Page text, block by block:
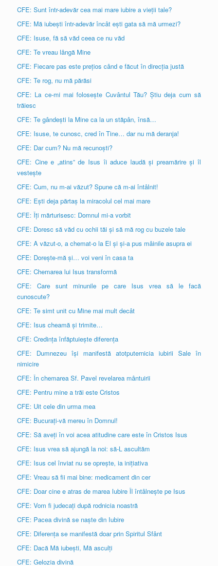
CFE: Sunt într-adevăr cea mai mare iubire a vieții tale?
CFE: Mă iubești într-adevăr încât ești gata să mă urmezi?
CFE: Isuse, fă să văd ceea ce nu văd
CFE: Te vreau lângă Mine
CFE: Fiecare pas este prețios când e făcut în direcția justă
CFE: Te rog, nu mă părăsi
CFE: La ce-mi mai folosește Cuvântul Tău? Știu deja cum să
trăiesc
CFE: Te gândești la Mine ca la un stăpân, însă…
CFE: Isuse, te cunosc, cred în Tine… dar nu mă deranja!
CFE: Dar cum? Nu mă recunoști?
CFE: Cine e „atins” de Isus îi aduce laudă și preamărire și îl
vestește
CFE: Cum, nu m-ai văzut? Spune că m-ai întâlnit!
CFE: Ești deja părtaș la miracolul cel mai mare
CFE: Îți mărturisesc: Domnul mi-a vorbit
CFE: Doresc să văd cu ochii tăi și să mă rog cu buzele tale
CFE: A văzut-o, a chemat-o la El și și-a pus mâinile asupra ei
CFE: Dorește-mă și… voi veni în casa ta
CFE: Chemarea lui Isus transformă
CFE: Care sunt minunile pe care Isus vrea să le facă
cunoscute?
CFE: Te simt unit cu Mine mai mult decât
CFE: Isus cheamă și trimite…
CFE: Credința înfăptuiește diferența
CFE: Dumnezeu își manifestă atotputernicia iubirii Sale în
nimicire
CFE: În chemarea Sf. Pavel revelarea mântuirii
CFE: Pentru mine a trăi este Cristos
CFE: Uit cele din urma mea
CFE: Bucurați-vă mereu în Domnul!
CFE: Să aveți în voi acea atitudine care este în Cristos Isus
CFE: Isus vrea să ajungă la noi: să-L ascultăm
CFE: Isus cel înviat nu se oprește, ia inițiativa
CFE: Vreau să fii mai bine: medicament din cer
CFE: Doar cine e atras de marea Iubire Îl întâlnește pe Isus
CFE: Vom fi judecați după rodnicia noastră
CFE: Pacea divină se naște din Iubire
CFE: Diferența se manifestă doar prin Spiritul Sfânt
CFE: Dacă Mă iubești, Mă asculți
CFE: Gelozia divină